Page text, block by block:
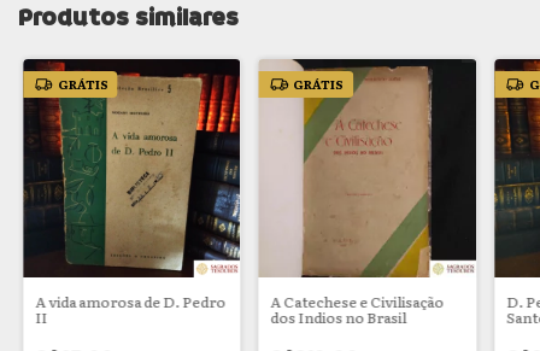
Produtos similares
GRÁTIS
A vida amorosa de D. Pedro
II
GRÁTIS
A Catechese e Civilisação
dos Indios no Brasil
D.